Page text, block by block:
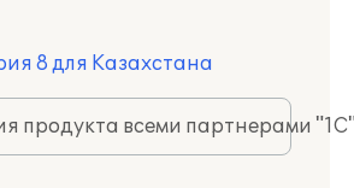
8 для Казахстана
продукта всеми партнерами